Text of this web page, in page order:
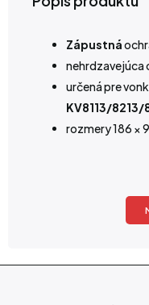
Zápustná
nehrdzavejúca
určená pre
KV8113/8213/
rozmery 186 ×